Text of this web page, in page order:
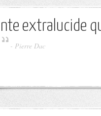
extralucide
- Pierre Dac